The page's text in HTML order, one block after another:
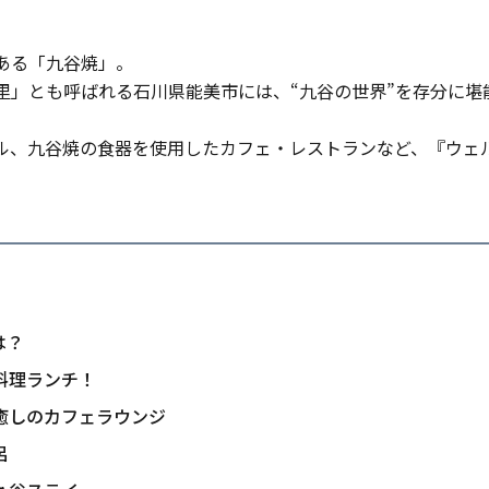
「九谷焼」。
とも呼ばれる石川県能美市には、“九谷の世界”を存分に
九谷焼の食器を使用したカフェ・レストランなど、『ウェ
ランチ！
しのカフェラウンジ